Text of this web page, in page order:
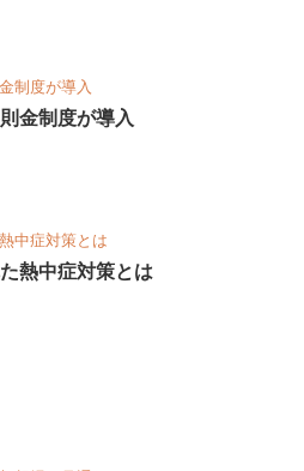
金制度が導入
熱中症対策とは